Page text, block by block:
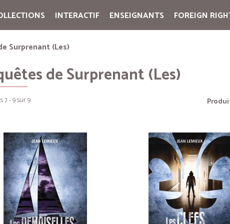
INTERACTIF ENSEIGNANTS FOREIGN
Surprenant (Les)
de Surprenant (Les)
7 - 9 sur 9